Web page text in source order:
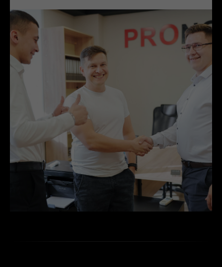
ЛИДЕРЫ ПРОДАЖ